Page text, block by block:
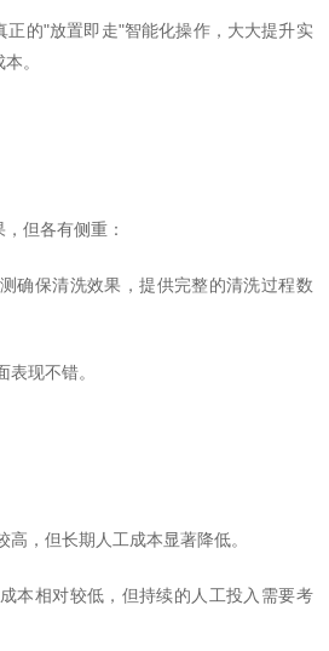
正的"放置即走"智能化操作，大大提升实
。
但各有侧重：
确保清洗效果，提供完整的清洗过程数
表现不错。
高，但长期人工成本显著降低。
本相对较低，但持续的人工投入需要考